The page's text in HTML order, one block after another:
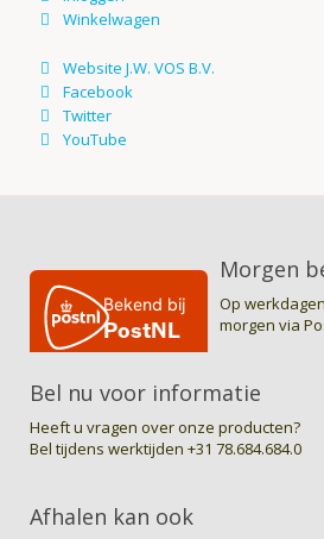
Morgen
Op
morgen via
Bel nu voor informatie
Heeft u vragen over onze producten?
Bel tijdens werktijden +31 78.684.684.0
Afhalen kan ook